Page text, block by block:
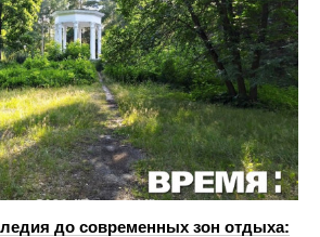
до современных зон отдыха: